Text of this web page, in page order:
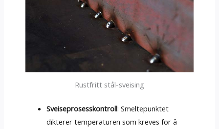
Rustfritt stål-sveising
Sveiseprosesskontroll: Smeltepunktet
dikterer temperaturen som kreves for å